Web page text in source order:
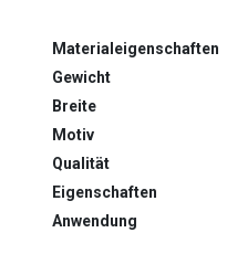
Materialeigenschaften
Gewicht
Breite
Motiv
Qualität
Eigenschaften
Anwendung